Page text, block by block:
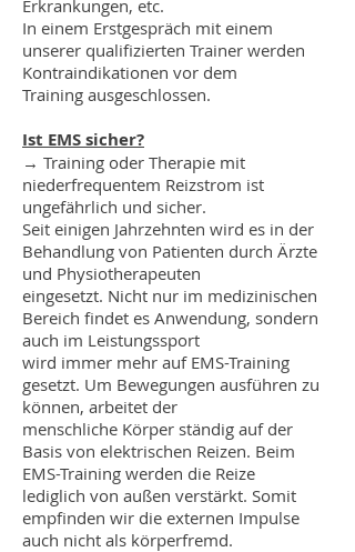
Erkrankungen, etc.
In einem Erstgespräch mit einem
unserer qualifizierten Trainer werden
Kontraindikationen vor dem
Training ausgeschlossen.
Ist EMS sicher?
→ Training oder Therapie mit
niederfrequentem Reizstrom ist
ungefährlich und sicher.
Seit einigen Jahrzehnten wird es in der
Behandlung von Patienten durch Ärzte
und Physiotherapeuten
eingesetzt. Nicht nur im medizinischen
Bereich findet es Anwendung, sondern
auch im Leistungssport
wird immer mehr auf EMS-Training
gesetzt. Um Bewegungen ausführen zu
können, arbeitet der
menschliche Körper ständig auf der
Basis von elektrischen Reizen. Beim
EMS-Training werden die Reize
lediglich von außen verstärkt. Somit
empfinden wir die externen Impulse
auch nicht als körperfremd.